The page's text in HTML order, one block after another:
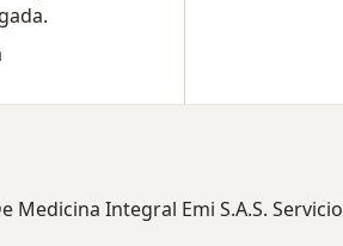
Medicina Integral Emi S.A.S. Servicio